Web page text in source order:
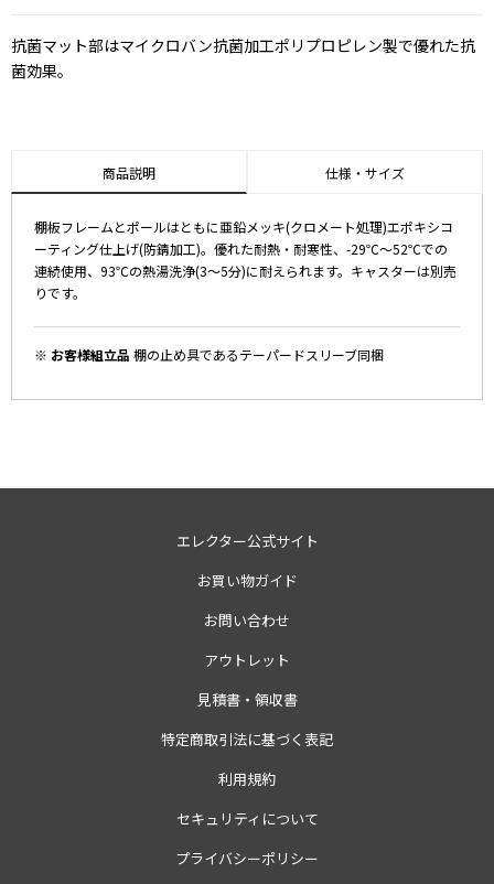
抗菌マット部はマイクロバン抗菌加工ポリプロピレン製で優れた抗
菌効果。
商品説明 仕様・サイズ
棚板フレームとポールはともに亜鉛メッキ(クロメート処理)エポキシコ
ーティング仕上げ(防錆加工)。優れた耐熱・耐寒性、-29℃～52℃での
連続使用、93℃の熱湯洗浄(3～5分)に耐えられます。キャスターは別売
りです。
※ お客様組立品 棚の止め具であるテーパードスリーブ同梱
エレクター公式サイト
お買い物ガイド
お問い合わせ
アウトレット
見積書・領収書
特定商取引法に基づく表記
利用規約
セキュリティについて
プライバシーポリシー